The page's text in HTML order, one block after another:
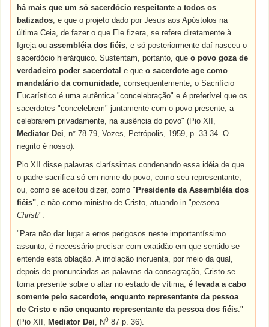
há mais que um só sacerdócio respeitante a todos os
batizados; e que o projeto dado por Jesus aos Apóstolos na
última Ceia, de fazer o que Ele fizera, se refere diretamente à
Igreja ouassembléia dos fiéis, e só posteriormente daí nasceu o
sacerdócio hierárquico. Sustentam, portanto, queo povo goza de
verdadeiro poder sacerdotal e queo sacerdote age como
mandatário da comunidade; consequentemente, o Sacrifício
Eucarístico é uma autêntica "concelebração" e é preferível que os
sacerdotes "concelebrem" juntamente com o povo presente, a
celebrarem privadamente, na ausência do povo" (Pio XII,
Mediator Dei, n* 78-79, Vozes, Petrópolis, 1959, p. 33-34. O
negrito é nosso).
Pio XII disse palavras claríssimas condenando essa idéia de que
o padre sacrifica só em nome do povo, como seu representante,
ou, como se aceitou dizer, como " Presidente da Assembléia dos
fiéis", e não como ministro de Cristo, atuando in "persona
Christi".
"Para não dar lugar a erros perigosos neste importantíssimo
assunto, é necessário precisar com exatidão em que sentido se
entende esta oblação. A imolação incruenta, por meio da qual,
depois de pronunciadas as palavras da consagração, Cristo se
torna presente sobre o altar no estado de vítima,é levada a cabo
somente pelo sacerdote, enquanto representante da pessoa
de Cristo e não enquanto representante da pessoa dos fiéis."
(Pio XII, Mediator Dei, N0 87 p. 36).